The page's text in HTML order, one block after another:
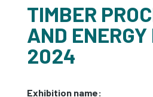
TIMBER
AND ENERGY
2024
Exhibition name: